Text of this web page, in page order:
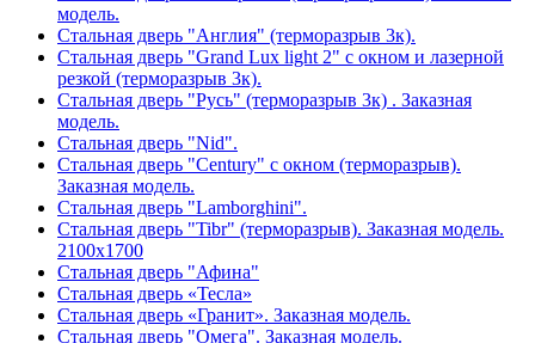
модель.
Стальная дверь "Англия" (терморазрыв 3к).
Стальная дверь "Grand Lux light 2" с окном и лазерной
резкой (терморазрыв 3к).
Стальная дверь "Русь" (терморазрыв 3к) . Заказная
модель.
Стальная дверь "Nid".
Стальная дверь "Century" с окном (терморазрыв).
Заказная модель.
Стальная дверь "Lamborghini".
Стальная дверь "Tibr" (терморазрыв). Заказная модель.
2100х1700
Стальная дверь "Афина"
Стальная дверь «Тесла»
Стальная дверь «Гранит». Заказная модель.
Стальная дверь "Омега". Заказная модель.